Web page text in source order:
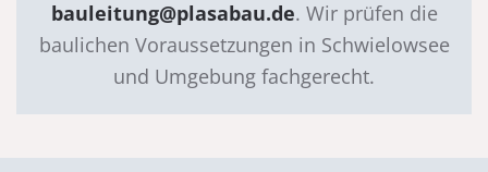
bauleitung@plasabau.de. Wir prüfen die
baulichen Voraussetzungen in Schwielowsee
und Umgebung fachgerecht.